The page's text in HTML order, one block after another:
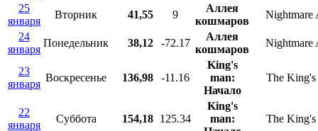
25
января
Вторник 41,55 9
Аллея
кошмаров
Nightmare
24
января
Понедельник 38,12 -72.17
Аллея
кошмаров
Nightmare
23
января
Воскресенье 136,98 -11.16
King's
man:
Начало
The King's
22
января
Суббота 154,18 125.34
King's
man:
The King's